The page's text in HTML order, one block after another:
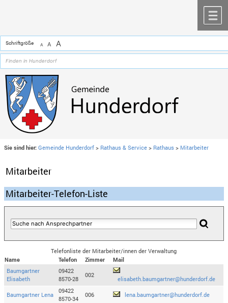
Schriftgröße A A A
Sie sind hier: Gemeinde Hunderdorf > Rathaus & Service > Rathaus > Mitarbeiter
Mitarbeiter
Mitarbeiter-Telefon-Liste
Telefonliste der Mitarbeiter/innen der Verwaltung
Name
Telefon Zimmer
Mail
Baumgartner
Elisabeth
09422
8570-28
002
elisabeth.baumgartner@hunderdorf.de
Baumgartner Lena
09422
8570-34
006 lena.baumgartner@hunderdorf.de